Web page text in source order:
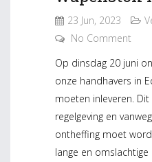
23 Jun, 2023
No Comment
Op dinsdag 20 juni
onze handhavers in
moeten inleveren.
regelgeving en
ontheffing moet
lange en